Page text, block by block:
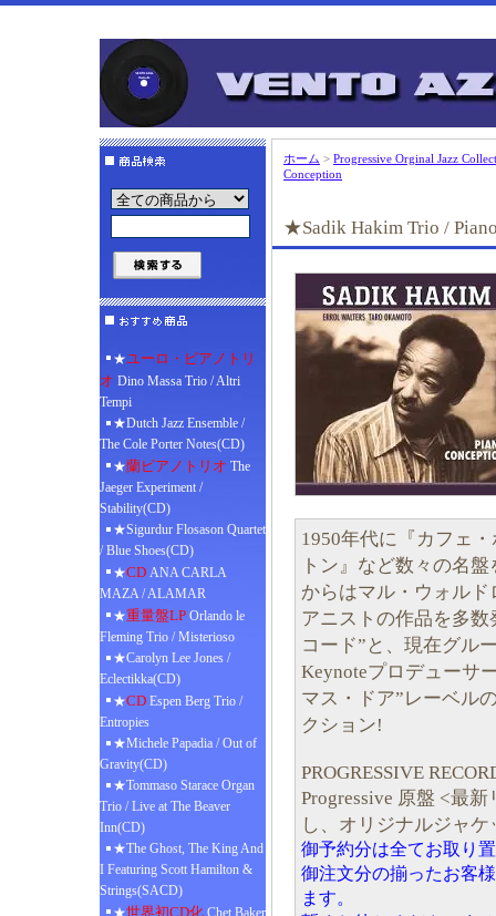
★ユーロ・ピアノトリ
オ Dino Massa Trio / Altri
Tempi
★Dutch Jazz Ensemble /
The Cole Porter Notes(CD)
★蘭ピアノトリオ The
Jaeger Experiment /
Stability(CD)
★Sigurdur Flosason Quartet
/ Blue Shoes(CD)
★CD ANA CARLA
MAZA / ALAMAR
★重量盤LP Orlando le
Fleming Trio / Misterioso
★Carolyn Lee Jones /
Eclectikka(CD)
★CD Espen Berg Trio /
Entropies
★Michele Papadia / Out of
Gravity(CD)
★Tommaso Starace Organ
Trio / Live at The Beaver
Inn(CD)
★The Ghost, The King And
I Featuring Scott Hamilton &
Strings(SACD)
★世界初CD化 Chet Baker
ホーム > Progressive Orginal Jazz
Conception
★Sadik Hakim Trio /
1950年代に『カフェ
トン』など数々の名
からはマル・ウォル
アニストの作品を多
コード”と、現在グル
Keynoteプロデューサ
マス・ドア”レーベル
クション!
PROGRESSIVE
Progressive 原盤 <最
し、オリジナルジャケ
御予約分は全てお取り
御注文分の揃ったお客
ます。